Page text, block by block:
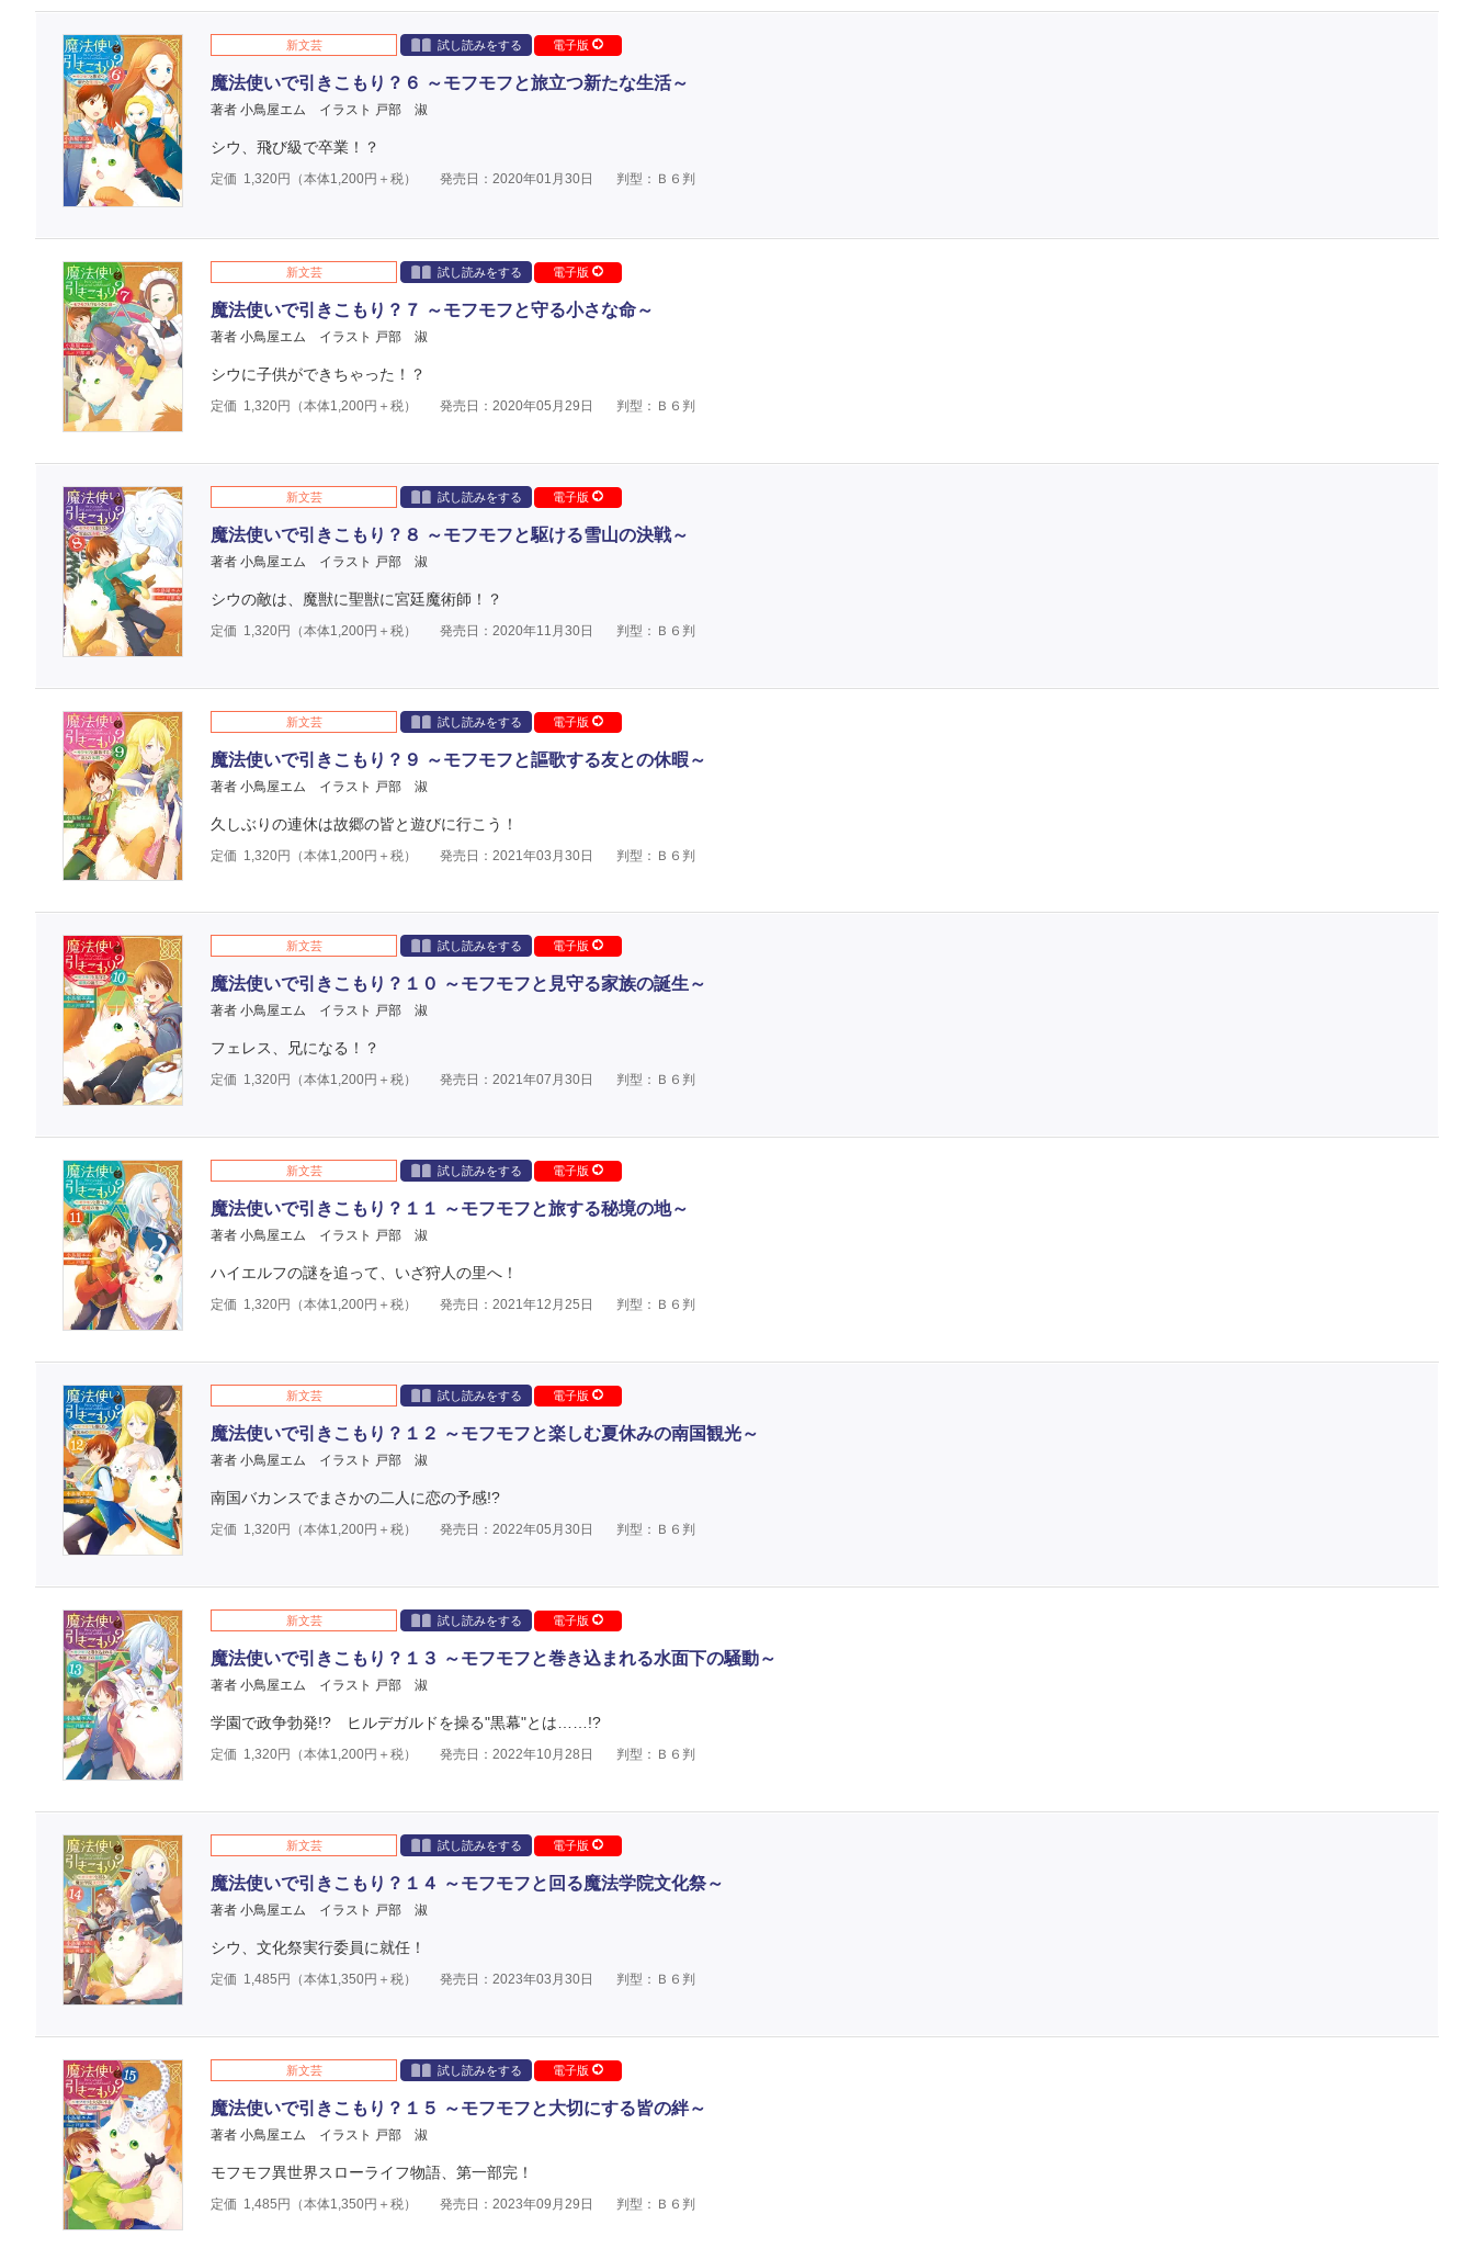
新文芸 試し読みをする 電子版
魔法使いで引きこもり？６ ～モフモフと旅立つ新たな生活～
著者 小鳥屋エム イラスト 戸部 淑
シウ、飛び級で卒業！？
定価 1,320円（本体1,200円＋税） 発売日：2020年01月30日 判型：Ｂ６判
新文芸 試し読みをする 電子版
魔法使いで引きこもり？７ ～モフモフと守る小さな命～
著者 小鳥屋エム イラスト 戸部 淑
シウに子供ができちゃった！？
定価 1,320円（本体1,200円＋税） 発売日：2020年05月29日 判型：Ｂ６判
新文芸 試し読みをする 電子版
魔法使いで引きこもり？８ ～モフモフと駆ける雪山の決戦～
著者 小鳥屋エム イラスト 戸部 淑
シウの敵は、魔獣に聖獣に宮廷魔術師！？
定価 1,320円（本体1,200円＋税） 発売日：2020年11月30日 判型：Ｂ６判
新文芸 試し読みをする 電子版
魔法使いで引きこもり？９ ～モフモフと謳歌する友との休暇～
著者 小鳥屋エム イラスト 戸部 淑
久しぶりの連休は故郷の皆と遊びに行こう！
定価 1,320円（本体1,200円＋税） 発売日：2021年03月30日 判型：Ｂ６判
新文芸 試し読みをする 電子版
魔法使いで引きこもり？１０ ～モフモフと見守る家族の誕生～
著者 小鳥屋エム イラスト 戸部 淑
フェレス、兄になる！？
定価 1,320円（本体1,200円＋税） 発売日：2021年07月30日 判型：Ｂ６判
新文芸 試し読みをする 電子版
魔法使いで引きこもり？１１ ～モフモフと旅する秘境の地～
著者 小鳥屋エム イラスト 戸部 淑
ハイエルフの謎を追って、いざ狩人の里へ！
定価 1,320円（本体1,200円＋税） 発売日：2021年12月25日 判型：Ｂ６判
新文芸 試し読みをする 電子版
魔法使いで引きこもり？１２ ～モフモフと楽しむ夏休みの南国観光～
著者 小鳥屋エム イラスト 戸部 淑
南国バカンスでまさかの二人に恋の予感!?
定価 1,320円（本体1,200円＋税） 発売日：2022年05月30日 判型：Ｂ６判
新文芸 試し読みをする 電子版
魔法使いで引きこもり？１３ ～モフモフと巻き込まれる水面下の騒動～
著者 小鳥屋エム イラスト 戸部 淑
学園で政争勃発!? ヒルデガルドを操る"黒幕"とは……!?
定価 1,320円（本体1,200円＋税） 発売日：2022年10月28日 判型：Ｂ６判
新文芸 試し読みをする 電子版
魔法使いで引きこもり？１４ ～モフモフと回る魔法学院文化祭～
著者 小鳥屋エム イラスト 戸部 淑
シウ、文化祭実行委員に就任！
定価 1,485 円（本体1,350円＋税） 発売日：2023年03月30日 判型：Ｂ６判
新文芸 試し読みをする 電子版
魔法使いで引きこもり？１５ ～モフモフと大切にする皆の絆～
著者 小鳥屋エム イラスト 戸部 淑
モフモフ異世界スローライフ物語、第一部完！
定価 1,485 円（本体1,350円＋税） 発売日：2023年09月29日 判型：Ｂ６判